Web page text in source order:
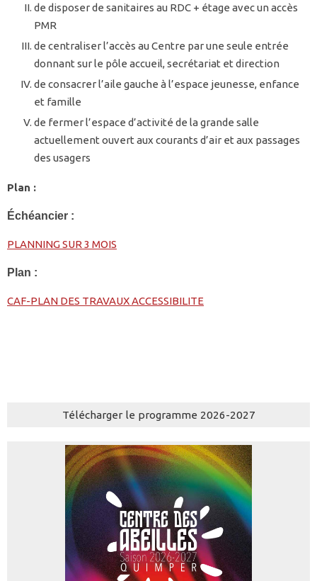
de disposer de sanitaires au RDC + étage avec un accès
PMR
de centraliser l’accès au Centre par une seule entrée
donnant sur le pôle accueil, secrétariat et direction
de consacrer l’aile gauche à l’espace jeunesse, enfance
et famille
de fermer l’espace d’activité de la grande salle
actuellement ouvert aux courants d’air et aux passages
des usagers
Plan :
Échéancier :
PLANNING SUR 3 MOIS
Plan :
CAF-PLAN DES TRAVAUX ACCESSIBILITE
Télécharger le programme 2026-2027